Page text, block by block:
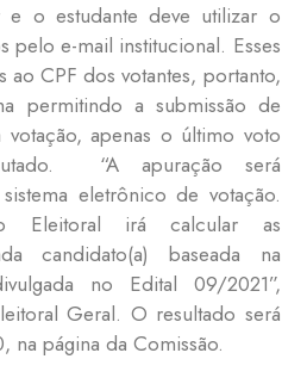
e o estudante deve utilizar o
pelo e-mail institucional. Esses
ao CPF dos votantes, portanto,
permitindo a submissão de
apenas o último voto
“A apuração será
eletrônico de votação.
Eleitoral irá calcular as
candidato(a) baseada na
no Edital 09/2021”,
Geral. O resultado será
página da Comissão.